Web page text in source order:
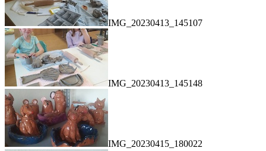
IMG_20230413_145107
IMG_20230413_145148
IMG_20230415_180022